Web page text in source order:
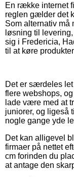
En række internet
reglen gælder det
Som alternativ
løsning til
sig i Fredericia,
til at køre
Det er særdeles
flere webshops,
lade være med at
juniorer, og ligeså
nogle gange yde
Det kan alligevel
firmaer på nettet
cm forinden du
at antage den